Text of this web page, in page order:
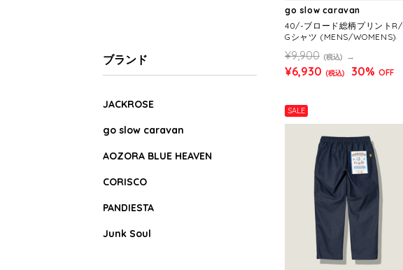
go slow caravan
40/-ブロード総柄プリントR/
Gシャツ (MENS/WOMENS)
¥9,900 (税込)
¥6,930 (税込) 30% OFF
SALE
ブランド
JACKROSE
go slow caravan
AOZORA BLUE HEAVEN
CORISCO
PANDIESTA
Junk Soul